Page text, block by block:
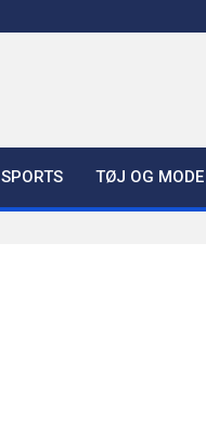
SPORTS TØJ OG MODE